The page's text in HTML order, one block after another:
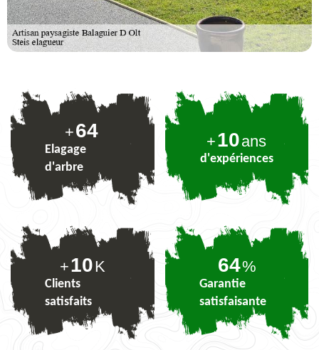
+79
Elagage
d'arbre
+10ans
d'expériences
+10K
Clients
satisfaits
79%
Garantie
satisfaisante